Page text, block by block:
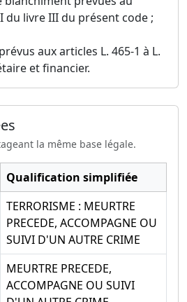
du livre III du présent code ;
aux articles L. 465-1 à L.
et financier.
la même base légale.
Qualification simplifiée
TERRORISME : MEURTRE
PRECEDE, ACCOMPAGNE OU
SUIVI D'UN AUTRE CRIME
MEURTRE PRECEDE,
ACCOMPAGNE OU SUIVI